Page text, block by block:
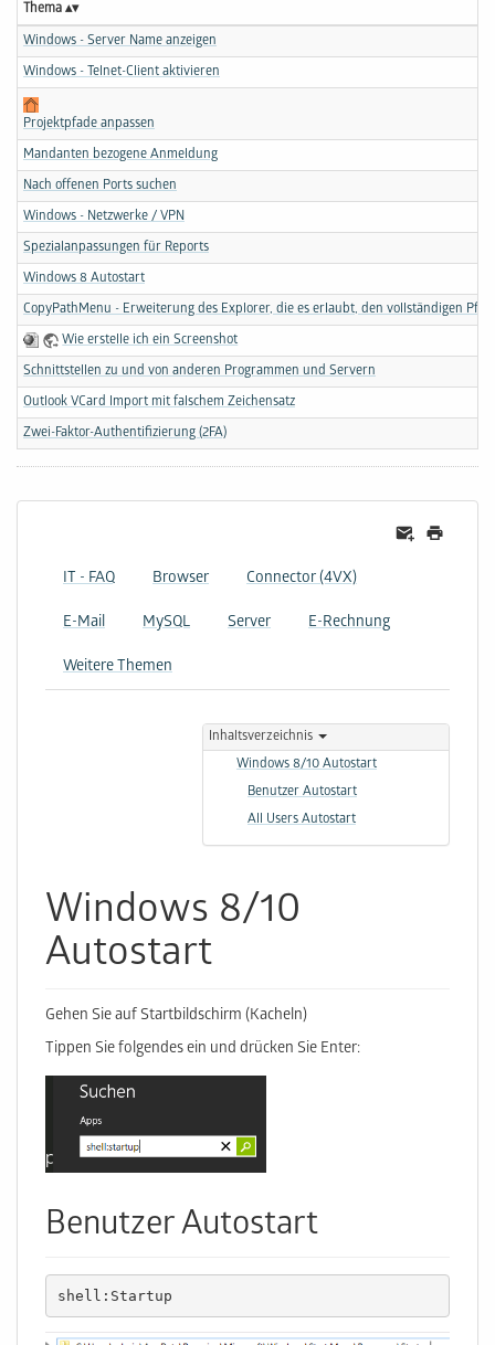
Thema
Windows - Server Name anzeigen
Windows - Telnet-Client aktivieren
Projektpfade anpassen
Mandanten bezogene Anmeldung
Nach offenen Ports suchen
Windows - Netzwerke / VPN
Spezialanpassungen für Reports
Windows 8 Autostart
CopyPathMenu - Erweiterung des Explorer, die es erlaubt, den vollständigen
Wie erstelle ich ein Screenshot
Schnittstellen zu und von anderen Programmen und Servern
Outlook VCard Import mit falschem Zeichensatz
Zwei-Faktor-Authentifizierung (2FA)
IT - FAQ Browser Connector (4VX)
E-Mail MySQL Server E-Rechnung
Weitere Themen
Inhaltsverzeichnis
Windows 8/10 Autostart
Benutzer Autostart
All Users Autostart
Windows 8/10
Autostart
Gehen Sie auf Startbildschirm (Kacheln)
Tippen Sie folgendes ein und drücken Sie Enter:
Benutzer Autostart
shell:Startup